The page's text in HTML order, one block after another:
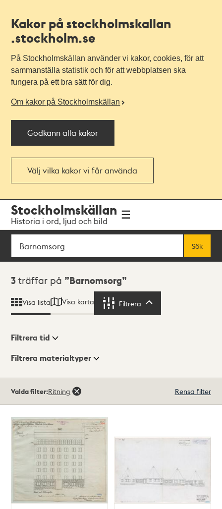
Kakor på stockholmskallan
.stockholm.se
På Stockholmskällan använder vi kakor, cookies, för att
sammanställa statistik och för att webbplatsen ska
fungera på ett bra sätt för dig.
Om kakor på Stockholmskällan
Godkänn alla kakor
Välj vilka kakor vi får använda
navigationen
huvudinnehållet
Stockholmskällan
Historia i ord, ljud och bild
Sök
Sök
Sökresultat
3 träffar på Barnomsorg
Visa lista Visa karta Filtrera
Visningsläge
Filtrera tid
Filtrera materialtyper
träffar
Valda filter:Ritning Rensa filter